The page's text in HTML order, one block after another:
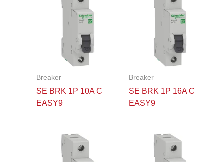
Breaker
SE BRK 1P 10A C
EASY9
Breaker
SE BRK 1P 16A C
EASY9